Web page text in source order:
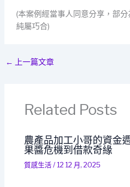
(本案例經當事人同意分享，部
純屬巧合)
← 上一篇文章
Related Posts
農產品加工小哥的資金
果醬危機到借款奇緣
質感生活/12 12 月, 2025